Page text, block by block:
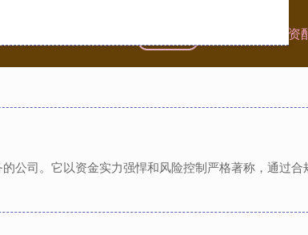
免息配资
公司。它以资金实力强悍和风险控制严格著称，通过